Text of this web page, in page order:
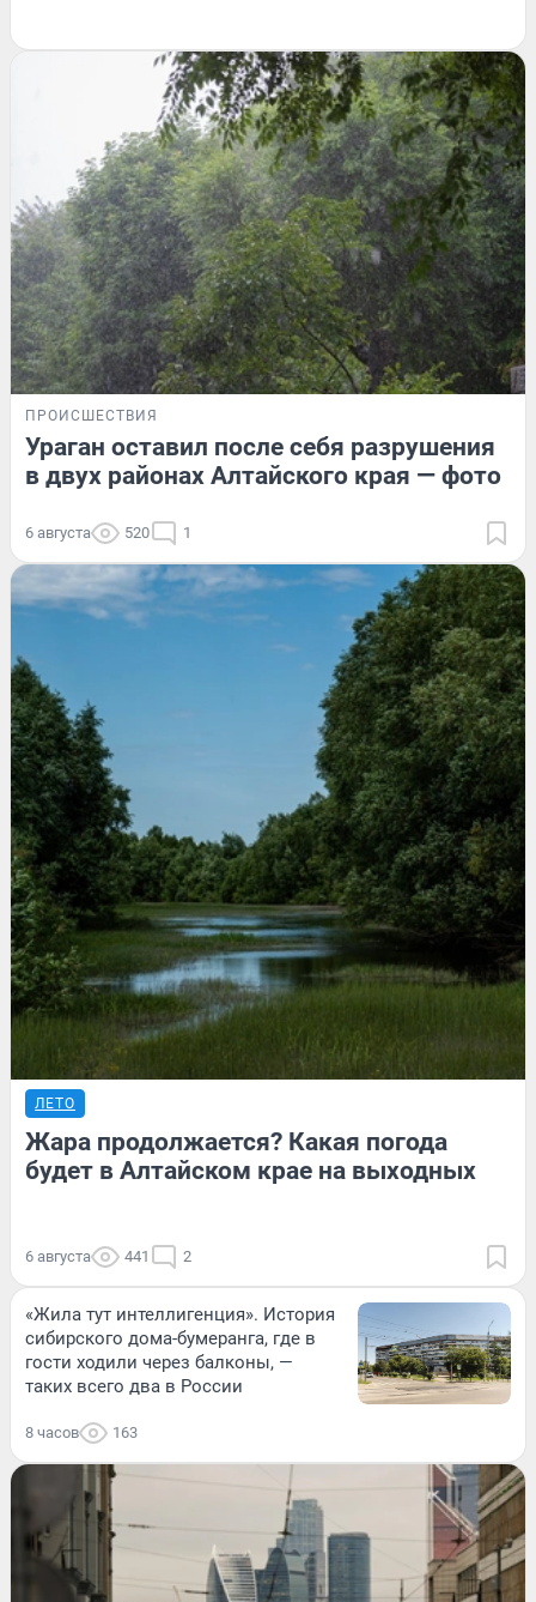
ПРОИСШЕСТВИЯ
Ураган оставил после себя разрушения
в двух районах Алтайского края — фото
6 августа 520 1
ЛЕТО
Жара продолжается? Какая погода
будет в Алтайском крае на выходных
6 августа 441 2
«Жила тут интеллигенция». История
сибирского дома-бумеранга, где в
гости ходили через балконы, —
таких всего два в России
8 часов 163